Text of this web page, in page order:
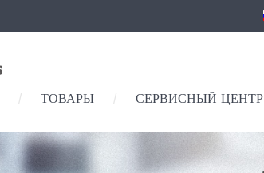
/ ТОВАРЫ / СЕРВИСНЫЙ ЦЕНТР